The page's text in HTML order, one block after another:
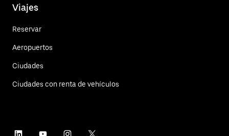
Viajes
Reservar
Aeropuertos
Ciudades
Ciudades con renta de vehículos